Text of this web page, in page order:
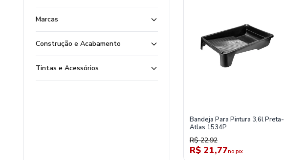
Marcas
Construção e Acabamento
Tintas e Acessórios
Bandeja Para Pintura 3,6l Preta-
Atlas 1534P
R$ 22,92
R$ 21,77no pix